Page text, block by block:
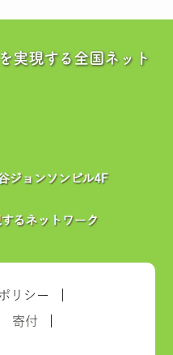
実現する全国ネット
リシー
寄付